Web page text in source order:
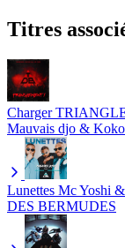
Titres
Charger
Mauvais djo &
Lunettes Mc Yoshi
DES BERMUDES